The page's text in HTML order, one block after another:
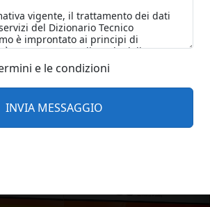
e le condizioni